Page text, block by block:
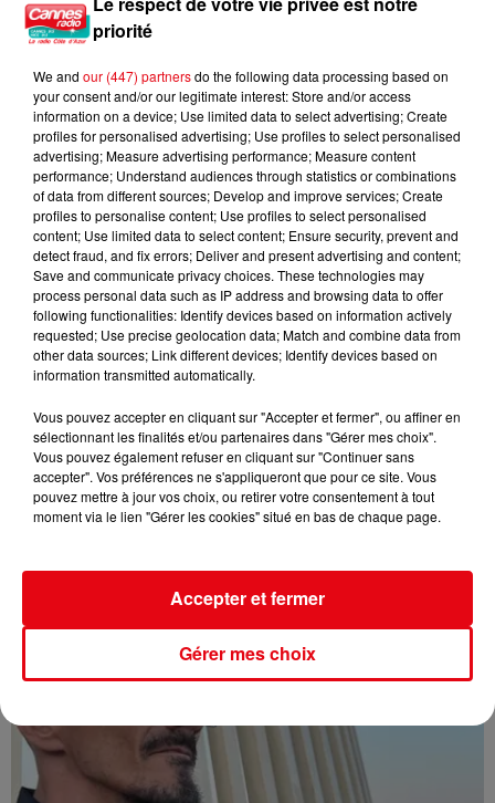
Affaire Jean Imbert : placé sous le statut de témoin assisté
priorité
We and our (447) partnersdo the following data processing based on
your consent and/or our legitimate interest: Store and/or access
information on a device; Use limited data to select advertising; Create
profiles for personalised advertising; Use profiles to select personalised
advertising; Measure advertising performance; Measure content
performance; Understand audiences through statistics or combinations
of data from different sources; Develop and improve services; Create
profiles to personalise content; Use profiles to select personalised
content; Use limited data to select content; Ensure security, prevent and
detect fraud, and fix errors; Deliver and present advertising and content;
Save and communicate privacy choices. These technologies may
process personal data such as IP address and browsing data to offer
following functionalities: Identify devices based on information actively
requested; Use precise geolocation data; Match and combine data from
other data sources; Link different devices; Identify devices based on
information transmitted automatically.
Vous pouvez accepter en cliquant sur "Accepter et fermer", ou affiner en
sélectionnant les finalités et/ou partenaires dans "Gérer mes choix".
Vous pouvez également refuser en cliquant sur "Continuer sans
accepter". Vos préférences ne s'appliqueront que pour ce site. Vous
pouvez mettre à jour vos choix, ou retirer votre consentement à tout
moment via le lien "Gérer les cookies" situé en bas de chaque page.
Gérer mes choix
Accepter et fermer